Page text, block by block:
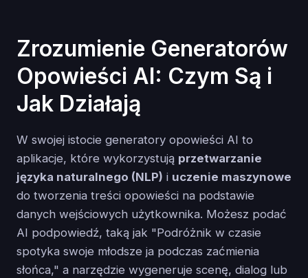
Zrozumienie Generatorów
Opowieści AI: Czym Są i
Jak Działają
W swojej istocie generatory opowieści AI to
aplikacje, które wykorzystują przetwarzanie
języka naturalnego (NLP) i uczenie maszynowe
do tworzenia treści opowieści na podstawie
danych wejściowych użytkownika. Możesz podać
AI podpowiedź, taką jak "Podróżnik w czasie
spotyka swoje młodsze ja podczas zaćmienia
słońca," a narzędzie wygeneruje scenę, dialog lub